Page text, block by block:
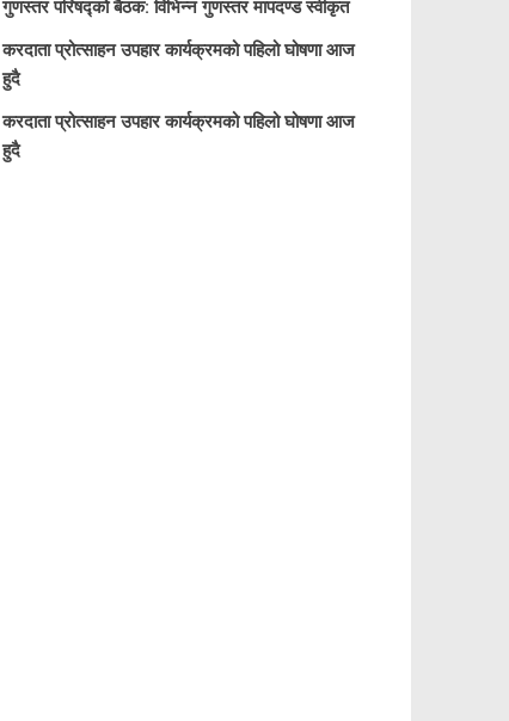
गुणस्तर परिषद्को बैठक: विभिन्न गुणस्तर मापदण्ड स्वीकृत
करदाता प्रोत्साहन उपहार कार्यक्रमको पहिलो घोषणा आज
हुदै
करदाता प्रोत्साहन उपहार कार्यक्रमको पहिलो घोषणा आज
हुदै